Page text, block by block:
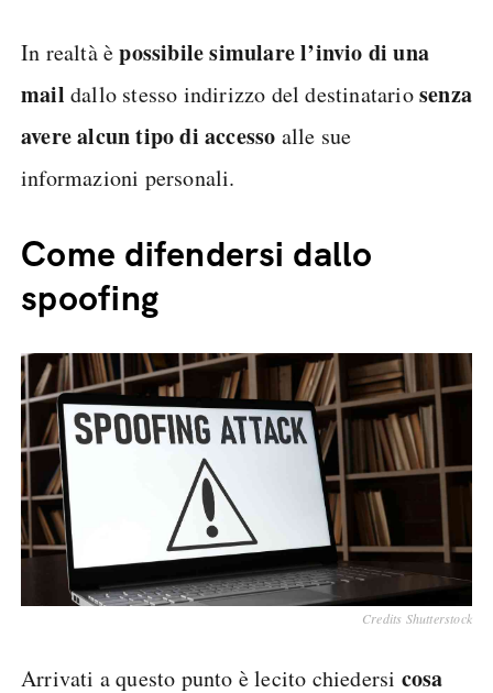
In realtà èpossibile simulare l’invio di una
mail dallo stesso indirizzo del destinatariosenza
avere alcun tipo di accesso alle sue
informazioni personali.
Come difendersi dallo
spoofing
Credits Shutterstock
Arrivati a questo punto è lecito chiedersi cosa